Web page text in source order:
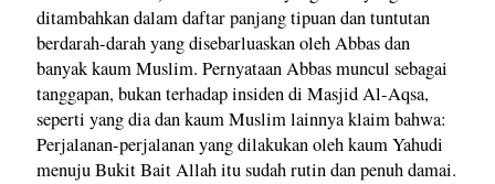
ditambahkan dalam daftar panjang tipuan dan tuntutan
berdarah-darah yang disebarluaskan oleh Abbas dan
banyak kaum Muslim. Pernyataan Abbas muncul sebagai
tanggapan, bukan terhadap insiden di Masjid Al-Aqsa,
seperti yang dia dan kaum Muslim lainnya klaim bahwa:
Perjalanan-perjalanan yang dilakukan oleh kaum Yahudi
menuju Bukit Bait Allah itu sudah rutin dan penuh damai.